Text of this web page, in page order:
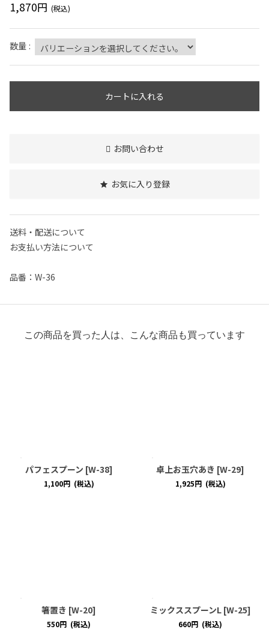
1,870円 (税込)
数量 :
カートに入れる
お問い合わせ
お気に入り登録
送料・配送について
お支払い方法について
品番：W-36
この商品を買った人は、こんな商品も買っています
パフェスプーン [W-38]
1,100円 (税込)
卓上お玉穴あき [W-29]
1,925円 (税込)
箸置き [W-20]
550円 (税込)
ミックススプーンL [W-25]
660円 (税込)